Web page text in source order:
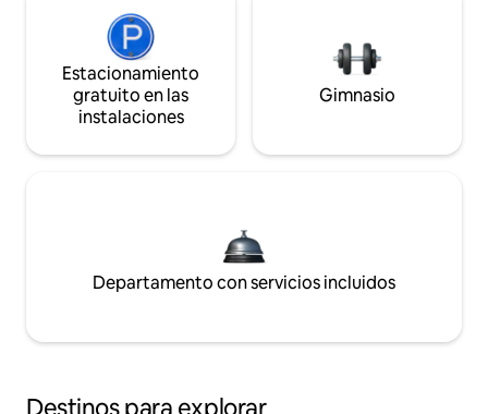
Estacionamiento
gratuito en las
instalaciones
Gimnasio
Departamento con servicios incluidos